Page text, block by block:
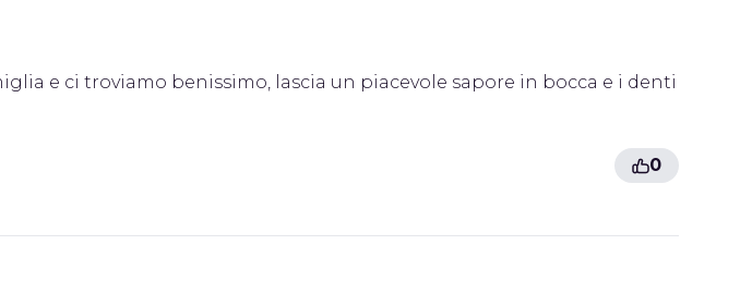
e ci troviamo benissimo, lascia un piacevole sapore in bocca e i denti
0